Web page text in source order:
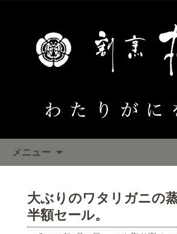
わたりがにを語る
烹松屋」のブログ
メニュー
大ぶりのワタリガニの
半額セール。